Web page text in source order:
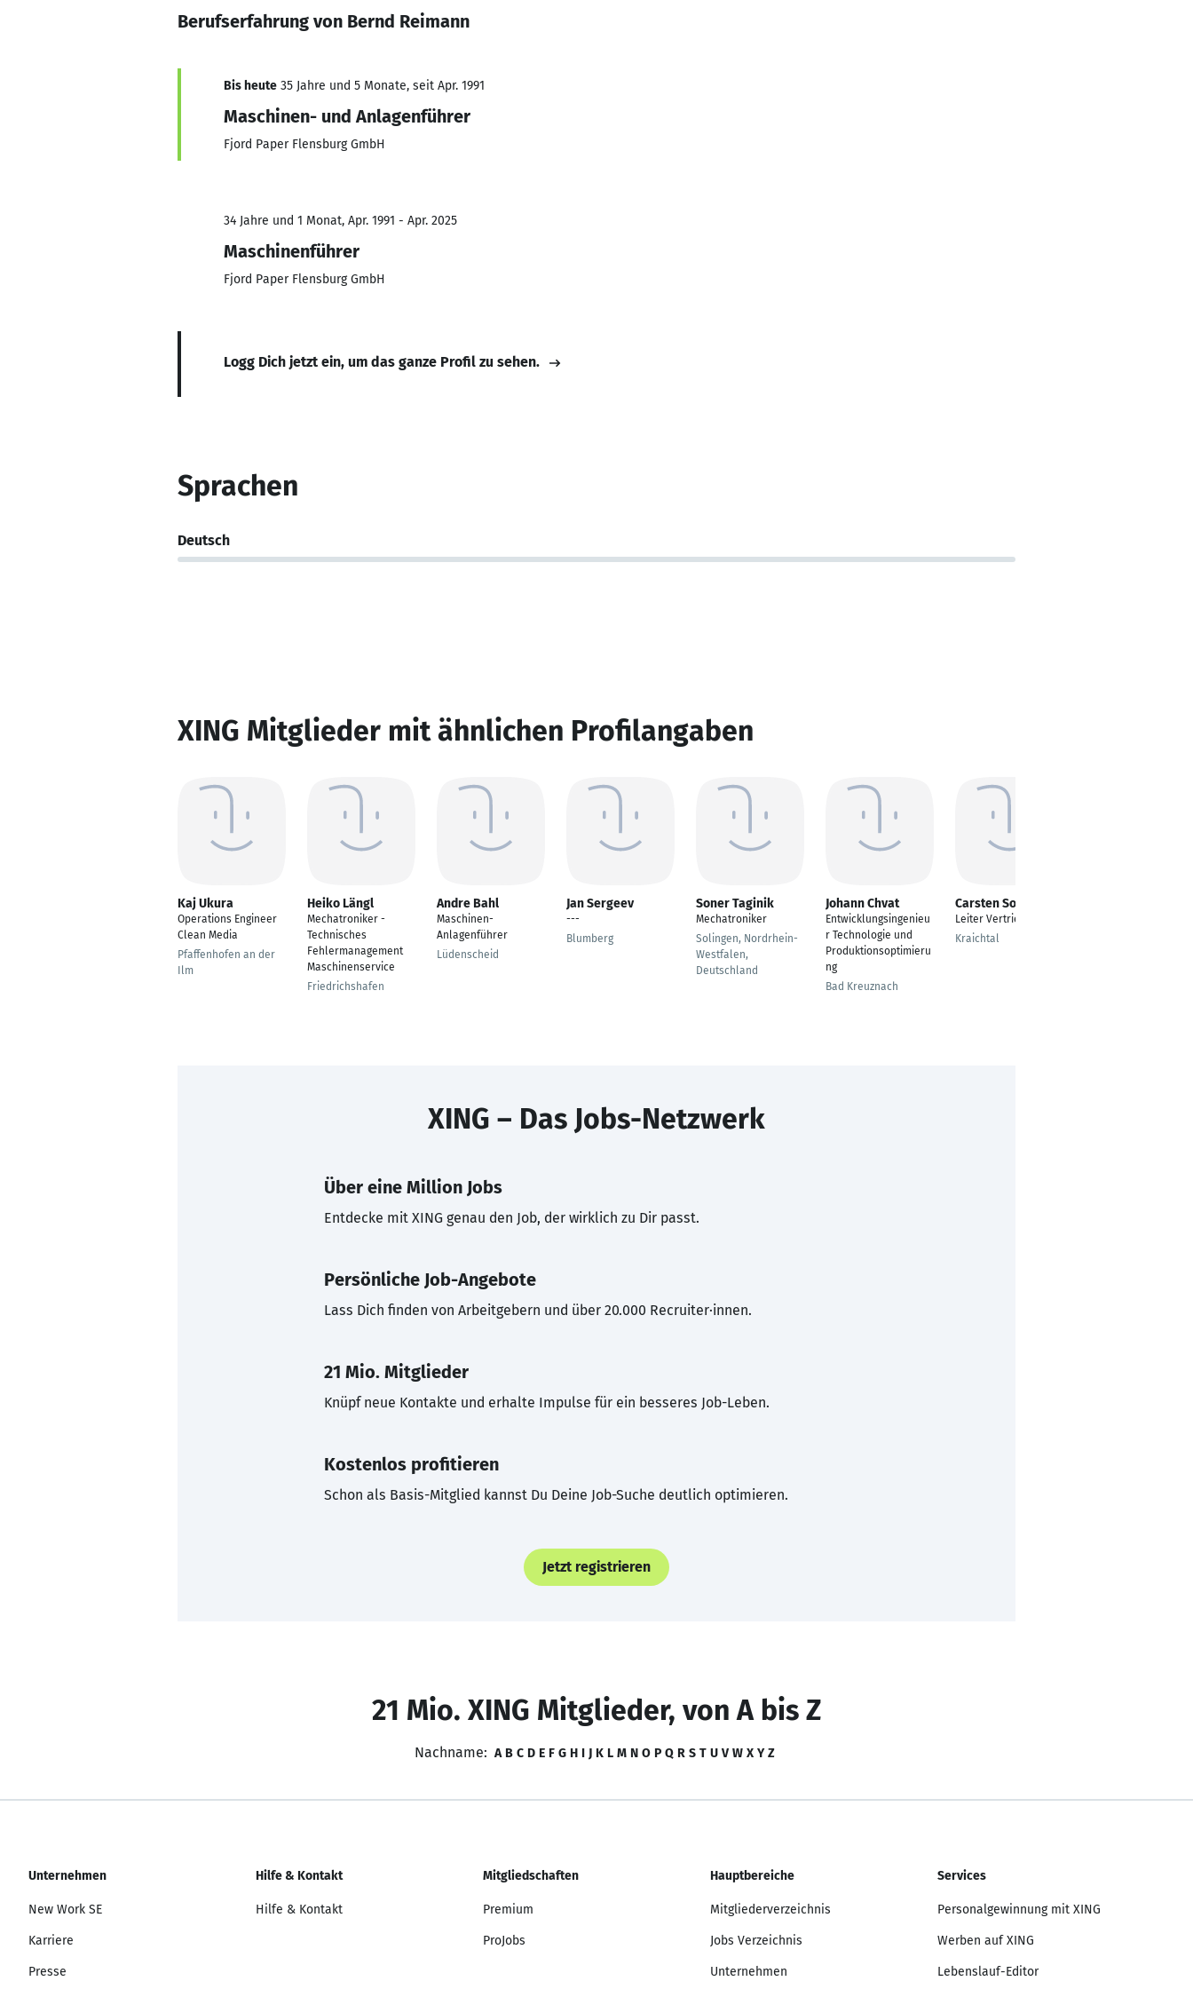
Berufserfahrung von Bernd Reimann
Bis heute 35 Jahre und 5 Monate, seit Apr. 1991
Maschinen- und Anlagenführer
Fjord Paper Flensburg GmbH
34 Jahre und 1 Monat, Apr. 1991 - Apr. 2025
Maschinenführer
Fjord Paper Flensburg GmbH
Logg Dich jetzt ein, um das ganze Profil zu sehen.
Sprachen
Deutsch
XING Mitglieder mit ähnlichen Profilangaben
Kaj Ukura
Operations Engineer
Clean Media
Pfaffenhofen an der
Ilm
Heiko Längl
Mechatroniker -
Technisches
Fehlermanagement
Maschinenservice
Friedrichshafen
Andre Bahl
Maschinen-
Anlagenführer
Lüdenscheid
Jan Sergeev
---
Blumberg
Soner Taginik
Mechatroniker
Solingen, Nordrhein-
Westfalen,
Deutschland
Johann Chvat
Entwicklungsingenieu
r Technologie und
Produktionsoptimieru
ng
Bad Kreuznach
Carsten Sommer
Leiter Vertrieb
Kraichtal
XING – Das Jobs-Netzwerk
Über eine Million Jobs
Entdecke mit XING genau den Job, der wirklich zu Dir passt.
Persönliche Job-Angebote
Lass Dich finden von Arbeitgebern und über 20.000 Recruiter·innen.
21 Mio. Mitglieder
Knüpf neue Kontakte und erhalte Impulse für ein besseres Job-Leben.
Kostenlos profitieren
Schon als Basis-Mitglied kannst Du Deine Job-Suche deutlich optimieren.
Jetzt registrieren
21 Mio. XING Mitglieder, von A bis Z
Nachname: A B C D E F G H I J K L M N O P Q R S T U V W X Y Z
Unternehmen
New Work SE
Karriere
Presse
Hilfe & Kontakt
Hilfe & Kontakt
Mitgliedschaften
Premium
ProJobs
Hauptbereiche
Mitgliederverzeichnis
Jobs Verzeichnis
Unternehmen
Services
Personalgewinnung mit XING
Werben auf XING
Lebenslauf-Editor